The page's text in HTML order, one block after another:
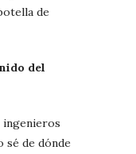
de
del
ingenieros
sé de dónde